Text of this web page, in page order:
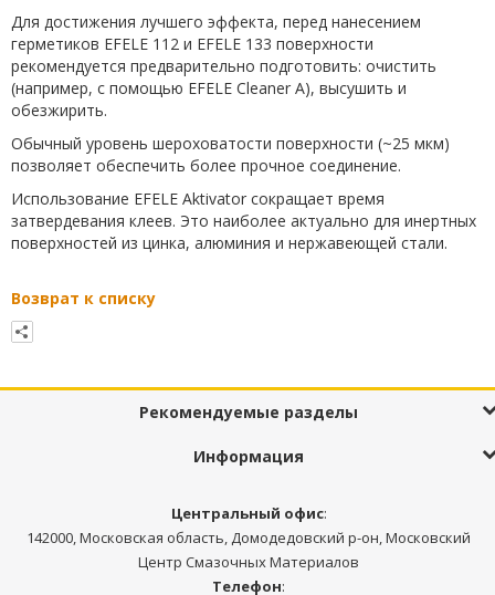
Для достижения лучшего эффекта, перед нанесением
герметиков EFELE 112 и EFELE 133 поверхности
рекомендуется предварительно подготовить: очистить
(например, с помощью EFELE Cleaner A), высушить и
обезжирить.
Обычный уровень шероховатости поверхности (~25 мкм)
позволяет обеспечить более прочное соединение.
Использование EFELE Aktivator сокращает время
затвердевания клеев. Это наиболее актуально для инертных
поверхностей из цинка, алюминия и нержавеющей стали.
Возврат к списку
Рекомендуемые разделы
Информация
Центральный офис:
142000, Московская область, Домодедовский р-он, Московский
Центр Смазочных Материалов
Телефон: